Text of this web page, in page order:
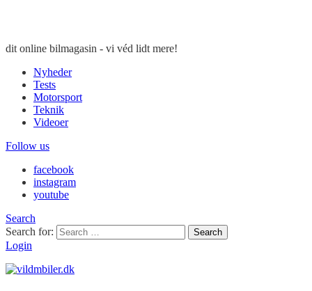
dit online bilmagasin - vi véd lidt mere!
Nyheder
Tests
Motorsport
Teknik
Videoer
Follow us
facebook
instagram
youtube
Search
Search for:
Search
Login